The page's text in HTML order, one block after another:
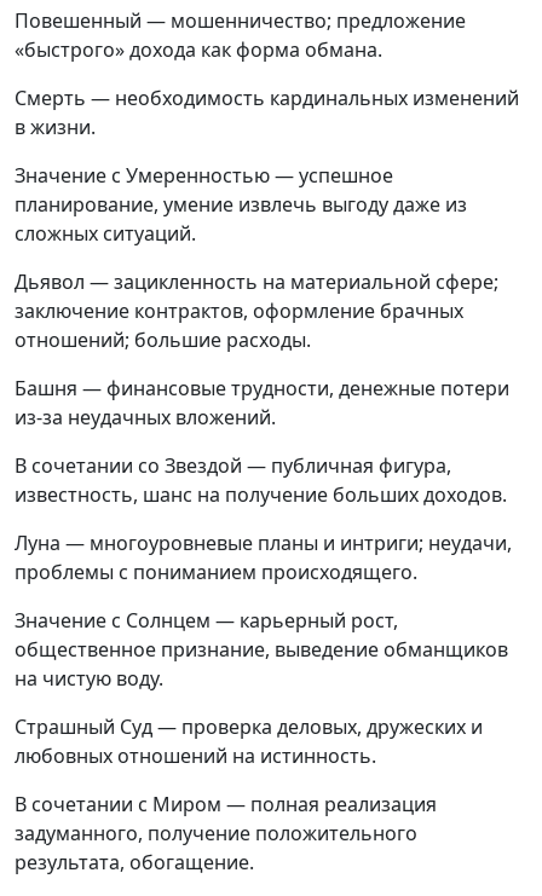
Повешенный — мошенничество; предложение
«быстрого» дохода как форма обмана.
Смерть — необходимость кардинальных изменений
в жизни.
Значение с Умеренностью — успешное
планирование, умение извлечь выгоду даже из
сложных ситуаций.
Дьявол — зацикленность на материальной сфере;
заключение контрактов, оформление брачных
отношений; большие расходы.
Башня — финансовые трудности, денежные потери
из-за неудачных вложений.
В сочетании со Звездой — публичная фигура,
известность, шанс на получение больших доходов.
Луна — многоуровневые планы и интриги; неудачи,
проблемы с пониманием происходящего.
Значение с Солнцем — карьерный рост,
общественное признание, выведение обманщиков
на чистую воду.
Страшный Суд — проверка деловых, дружеских и
любовных отношений на истинность.
В сочетании с Миром — полная реализация
задуманного, получение положительного
результата, обогащение.